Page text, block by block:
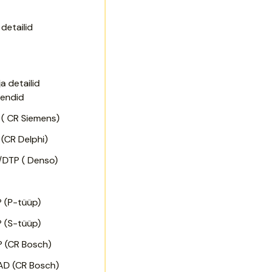
detailid
CR Siemens)
Delphi)
( Denso)
(P-tüüp)
(S-tüüp)
(CR Bosch)
(CR Bosch)